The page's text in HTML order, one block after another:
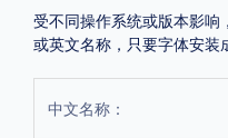
POP字体下载 字库打
受不同操作系统或版本影
或英文名称，只要字体安装
中文名称：